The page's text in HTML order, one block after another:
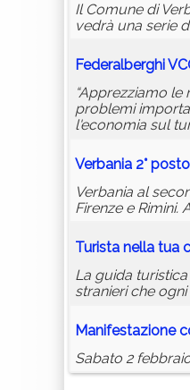
Il Comune di
vedrà una serie
Federalberghi
“Apprezziamo
problemi
l'economia sul
Verbania 2°
Verbania al
Firenze e
Turista nella tua
La guida
stranieri che
Manifestazione
Sabato 2